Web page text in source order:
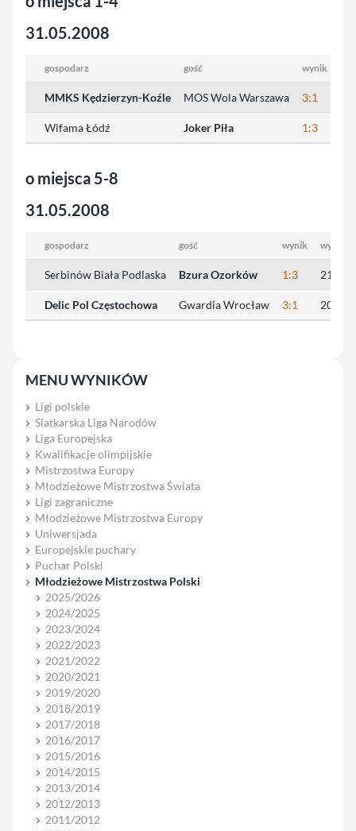
31.05.2008
gospodarz gość wynik
MMKS Kędzierzyn-Koźle MOS Wola Warszawa 3:1
Wifama Łódź Joker Piła 1:3
o miejsca 5-8
31.05.2008
gospodarz gość wynik wyniki
Serbinów Biała Podlaska Bzura Ozorków 1:3 21:25,
Delic Pol Częstochowa Gwardia Wrocław 3:1 20:25,
MENU WYNIKÓW
Ligi polskie
Siatkarska Liga Narodów
Liga Europejska
Kwalifikacje olimpijskie
Mistrzostwa Europy
Młodzieżowe Mistrzostwa Świata
Ligi zagraniczne
Młodzieżowe Mistrzostwa Europy
Uniwersjada
Europejskie puchary
Puchar Polski
Młodzieżowe Mistrzostwa Polski
2025/2026
2024/2025
2023/2024
2022/2023
2021/2022
2020/2021
2019/2020
2018/2019
2017/2018
2016/2017
2015/2016
2014/2015
2013/2014
2012/2013
2011/2012